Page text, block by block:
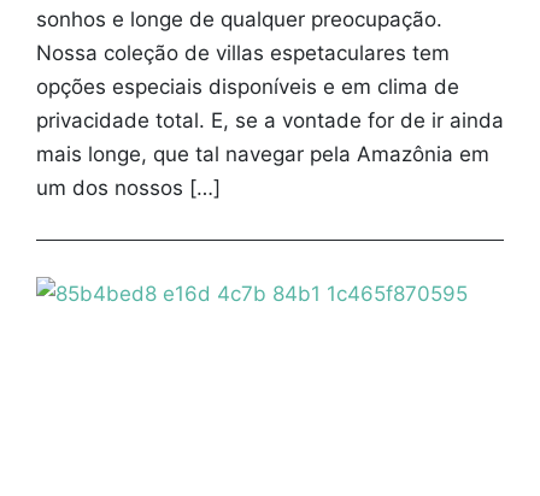
sonhos e longe de qualquer preocupação.
Nossa coleção de villas espetaculares tem
opções especiais disponíveis e em clima de
privacidade total. E, se a vontade for de ir ainda
mais longe, que tal navegar pela Amazônia em
um dos nossos […]